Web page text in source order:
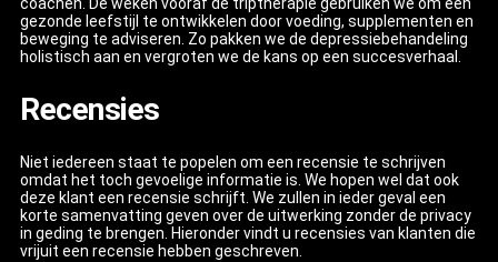
gezonde leefstijl te ontwikkelen door voeding, supplementen en
beweging te adviseren. Zo pakken we de depressiebehandeling
holistisch aan en vergroten we de kans op een succesverhaal.
Recensies
Niet iedereen staat te popelen om een recensie te schrijven
omdat het toch gevoelige informatie is. We hopen wel dat ook
deze klant een recensie schrijft. We zullen in ieder geval een
korte samenvatting geven over de uitwerking zonder de privacy
in geding te brengen. Hieronder vindt u recensies van klanten die
vrijuit een recensie hebben geschreven.